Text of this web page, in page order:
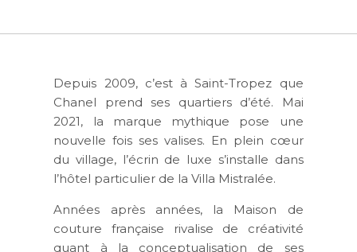
Depuis 2009, c’est à Saint-Tropez que
Chanel prend ses quartiers d’été. Mai
2021, la marque mythique pose une
nouvelle fois ses valises. En plein cœur
du village, l’écrin de luxe s’installe dans
l’hôtel particulier de la Villa Mistralée.
Années après années, la Maison de
couture française rivalise de créativité
quant à la conceptualisation de ses